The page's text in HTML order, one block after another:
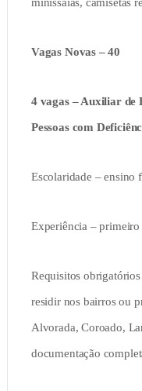
Vagas Novas –40
4 vagas – Auxiliar de
Pessoas com
Escolaridade – ensino
Experiência – primeiro
Requisitos
residir nos bairros ou
Alvorada, Coroado,
documentação